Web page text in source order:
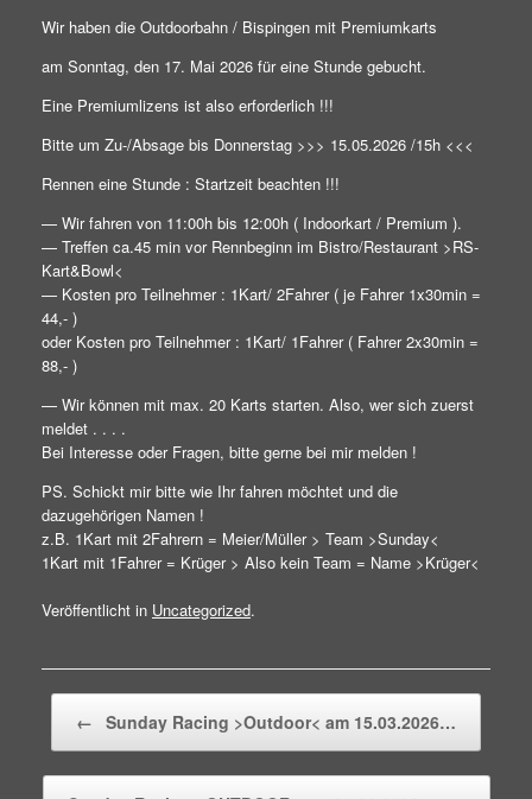
Wir haben die Outdoorbahn / Bispingen mit Premiumkarts
am Sonntag, den 17. Mai 2026 für eine Stunde gebucht.
Eine Premiumlizens ist also erforderlich !!!
Bitte um Zu-/Absage bis Donnerstag >>> 15.05.2026 /15h <<<
Rennen eine Stunde : Startzeit beachten !!!
— Wir fahren von 11:00h bis 12:00h ( Indoorkart / Premium ).
— Treffen ca.45 min vor Rennbeginn im Bistro/Restaurant >RS-
Kart&Bowl<
— Kosten pro Teilnehmer : 1Kart/ 2Fahrer ( je Fahrer 1x30min =
44,- )
oder Kosten pro Teilnehmer : 1Kart/ 1Fahrer ( Fahrer 2x30min =
88,- )
— Wir können mit max. 20 Karts starten. Also, wer sich zuerst
meldet . . . .
Bei Interesse oder Fragen, bitte gerne bei mir melden !
PS. Schickt mir bitte wie Ihr fahren möchtet und die
dazugehörigen Namen !
z.B. 1Kart mit 2Fahrern = Meier/Müller > Team >Sunday<
1Kart mit 1Fahrer = Krüger > Also kein Team = Name >Krüger<
Veröffentlicht in Uncategorized.
← Sunday Racing >Outdoor< am 15.03.2026…